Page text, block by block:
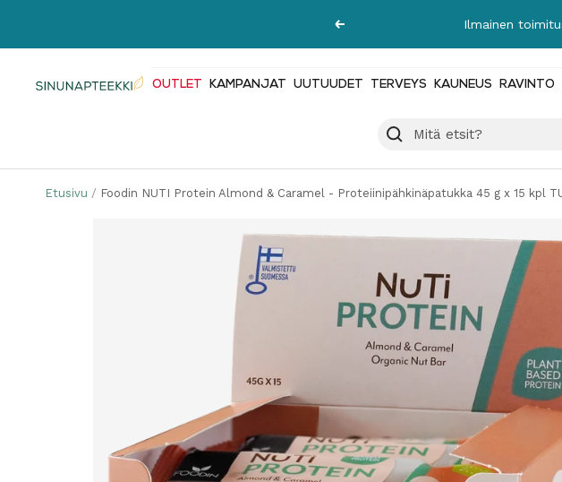
Edellinen Ilmainen
Sinunapteekki.fi OUTLET KAMPANJAT UUTUUDET TERVEYS KAUNEUS RAVINTO
Etusivu Foodin NUTI Protein Almond & Caramel - Proteiinipähkinäpatukka 45 g x 15 kpl